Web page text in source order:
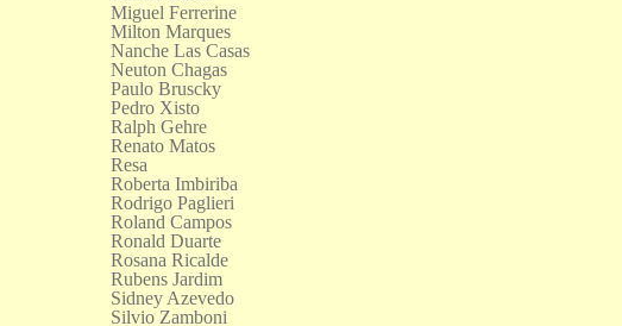
Miguel Ferrerine
Milton Marques
Nanche Las Casas
Neuton Chagas
Paulo Bruscky
Pedro Xisto
Ralph Gehre
Renato Matos
Resa
Roberta Imbiriba
Rodrigo Paglieri
Roland Campos
Ronald Duarte
Rosana Ricalde
Rubens Jardim
Sidney Azevedo
Silvio Zamboni